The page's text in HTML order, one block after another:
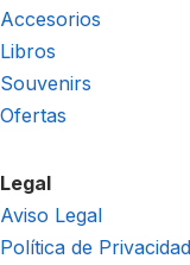
Accesorios
Libros
Souvenirs
Ofertas
Legal
Aviso Legal
Política de Privacidad